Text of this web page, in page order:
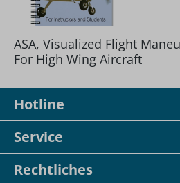
ASA, Visualized Flight
For High Wing Aircraft
Hotline
Service
Rechtliches